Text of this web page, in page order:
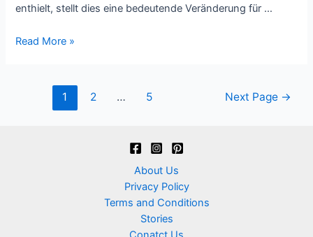
enthielt, stellt dies eine bedeutende Veränderung für …
Read More »
1 2 … 5 Next Page →
About Us
Privacy Policy
Terms and Conditions
Stories